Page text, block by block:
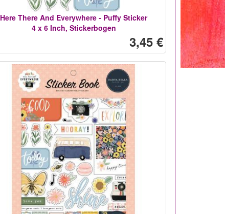
Here There And Everywhere - Puffy Sticker
4 x 6 Inch, Stickerbogen
3,45 €